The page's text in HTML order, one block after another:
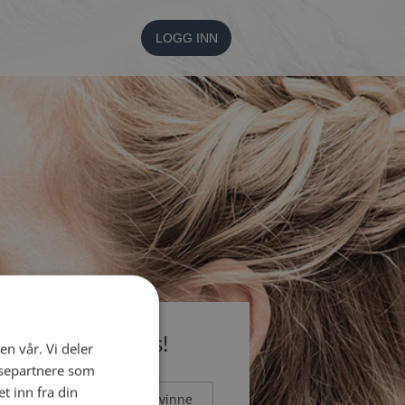
LOGG INN
medlem gratis!
Mann Kvinne
vår. Vi deler
som
inn fra din